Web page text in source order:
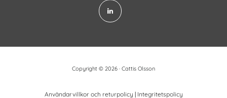
Copyright © 2026 · Cattis Olsson
Användarvillkor och returpolicy | Integritetspolicy